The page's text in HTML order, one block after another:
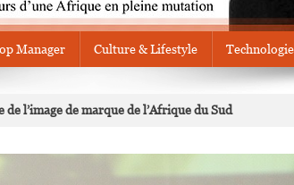
Manager Culture & Lifestyle
l’image de marque de l’Afrique du Sud